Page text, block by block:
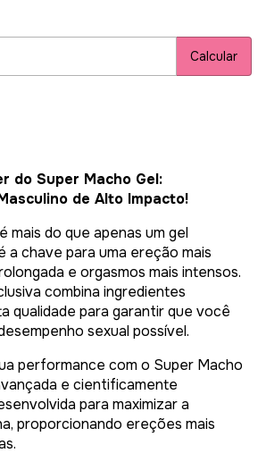
Calcular
do Super Macho Gel:
de Alto Impacto!
mais do que apenas um gel
a chave para uma ereção mais
e orgasmos mais intensos.
combina ingredientes
qualidade para garantir que você
sexual possível.
performance com o Super Macho
e cientificamente
para maximizar a
proporcionando ereções mais